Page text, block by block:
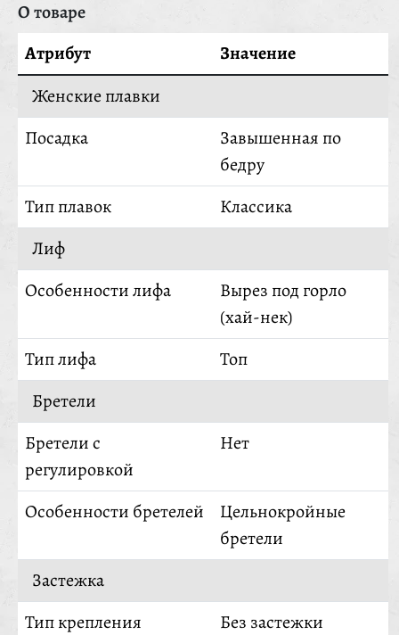
О товаре
Атрибут
Значение
Женские плавки
Посадка
Завышенная по
бедру
Тип плавок
Классика
Лиф
Особенности лифа
Вырез под горло
(хай-нек)
Тип лифа
Топ
Бретели
Бретели с
регулировкой
Нет
Особенности бретелей
Цельнокройные
бретели
Застежка
Тип крепления
Без застежки